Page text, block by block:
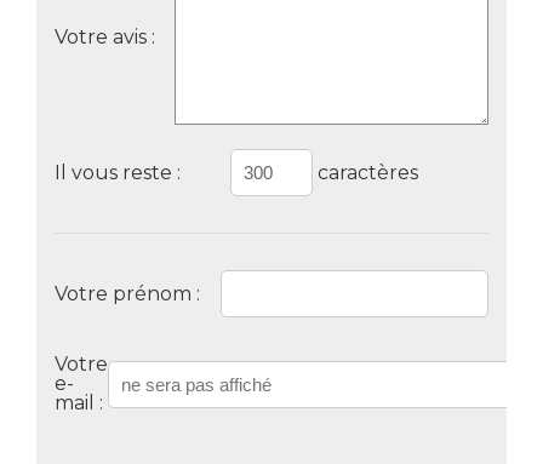
Votre avis :
Il vous reste : caractères
Votre prénom :
Votre
e-
mail :